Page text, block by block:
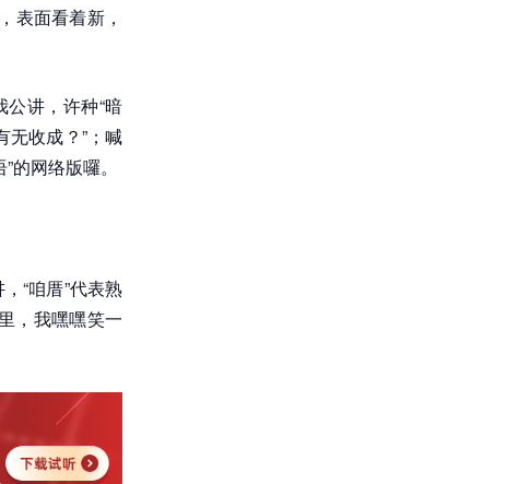
表面看着新，
讲，许种“暗
无收成？”；喊
的网络版囉。
“咱厝”代表熟
，我嘿嘿笑一